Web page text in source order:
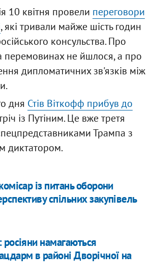
10 квітня провели переговори
, які тривали майже шість годин
консульства. Про
перемовинах не йшлося, а про
дипломатичних зв'язків між
дня Стів Віткофф прибув до
із Путіним. Це вже третя
Трампа з
диктатором.
із питань оборони
спільних закупівель
намагаються
в районі Дворічної на